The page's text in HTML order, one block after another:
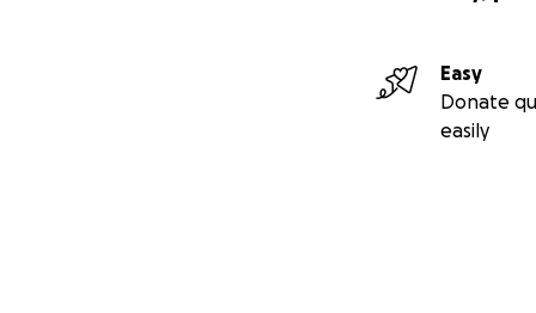
Easy
Donate
easily